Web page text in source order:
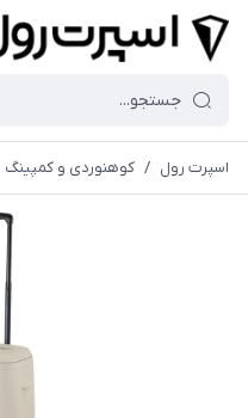
اسپرت رول / کوهنوردی و کمپینگ